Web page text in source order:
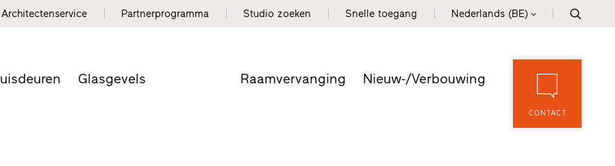
Architectenservice Partnerprogramma Studio zoeken Snelle toegang Nederlands (BE)
Glasgevels Raamvervanging Nieuw-/Verbouwing
CONTACT